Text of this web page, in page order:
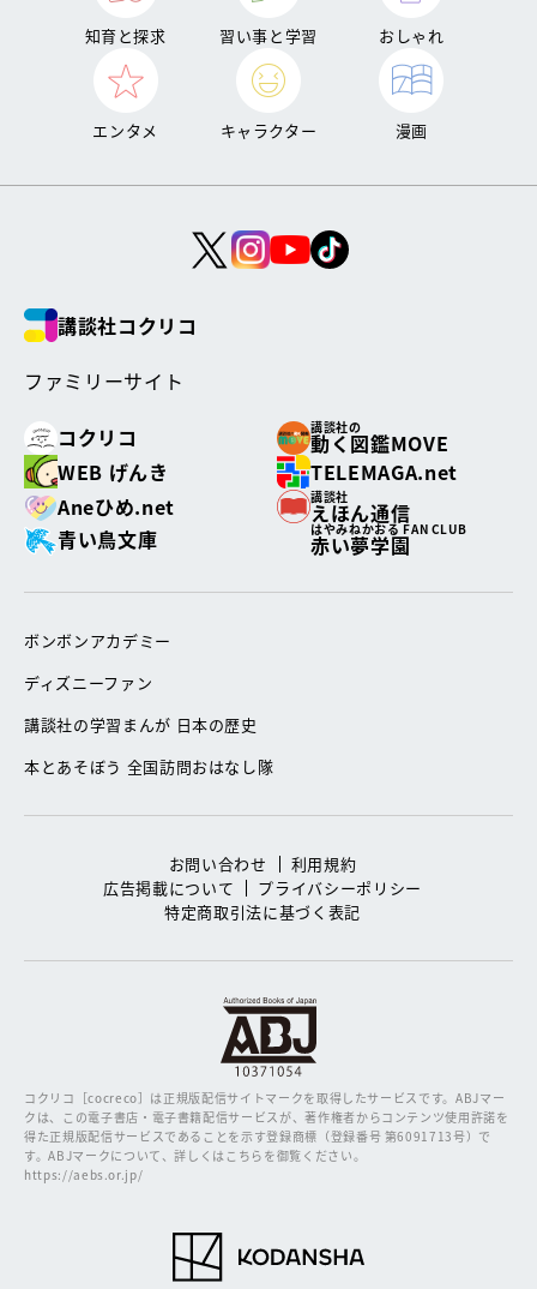
知育と探求 習い事と学習 おしゃれ
エンタメ キャラクター 漫画
講談社コクリコ
ファミリーサイト
コクリコ
講談社の
動く図鑑MOVE
WEB げんき
TELEMAGA.net
Aneひめ.net
講談社
えほん通信
青い鳥文庫
はやみねかおる FAN CLUB
赤い夢学園
ボンボンアカデミー
ディズニーファン
講談社の学習まんが 日本の歴史
本とあそぼう 全国訪問おはなし隊
お問い合わせ
利用規約
広告掲載について
プライバシーポリシー
特定商取引法に基づく表記
コクリコ［cocreco］は正規版配信サイトマークを取得したサービスです。ABJマー
クは、この電子書店・電子書籍配信サービスが、著作権者からコンテンツ使用許諾を
得た正規版配信サービスであることを示す登録商標（登録番号 第6091713号）で
す。ABJマークについて、詳しくはこちらを御覧ください。
https://aebs.or.jp/